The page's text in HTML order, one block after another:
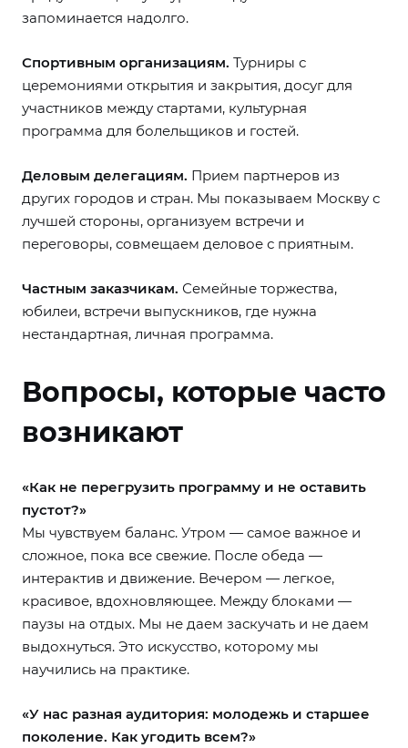
запоминается надолго.
Спортивным организациям. Турниры с
церемониями открытия и закрытия, досуг для
участников между стартами, культурная
программа для болельщиков и гостей.
Деловым делегациям. Прием партнеров из
других городов и стран. Мы показываем Москву с
лучшей стороны, организуем встречи и
переговоры, совмещаем деловое с приятным.
Частным заказчикам. Семейные торжества,
юбилеи, встречи выпускников, где нужна
нестандартная, личная программа.
Вопросы, которые часто
возникают
«Как не перегрузить программу и не оставить
пустот?»
Мы чувствуем баланс. Утром — самое важное и
сложное, пока все свежие. После обеда —
интерактив и движение. Вечером — легкое,
красивое, вдохновляющее. Между блоками —
паузы на отдых. Мы не даем заскучать и не даем
выдохнуться. Это искусство, которому мы
научились на практике.
«У нас разная аудитория: молодежь и старшее
поколение. Как угодить всем?»